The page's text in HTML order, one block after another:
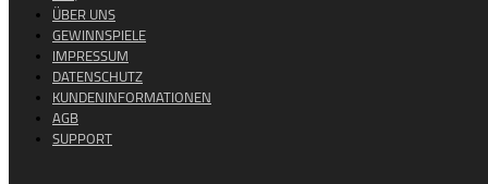
ÜBER UNS
GEWINNSPIELE
IMPRESSUM
DATENSCHUTZ
KUNDENINFORMATIONEN
AGB
SUPPORT